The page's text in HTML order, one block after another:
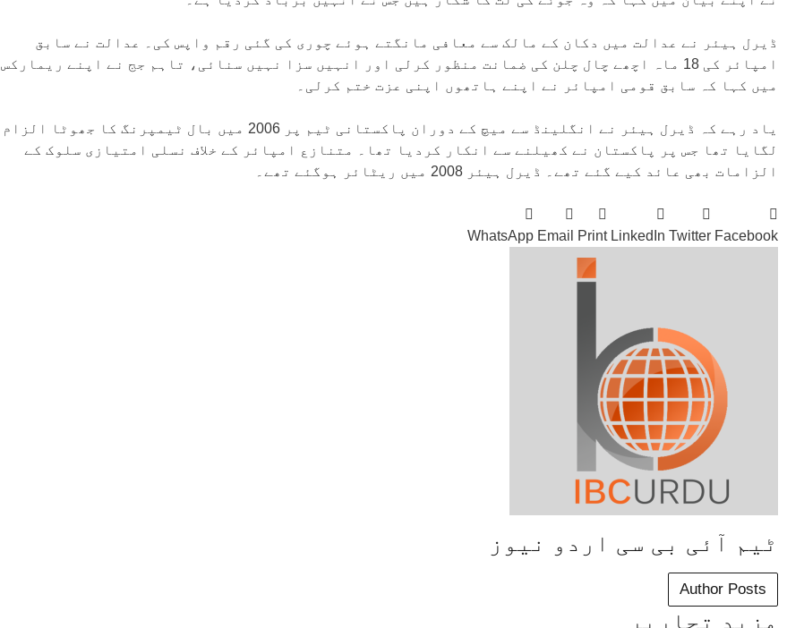
ڈیرل ہیئر نے عدالت میں دکان کے مالک سے معافی مانگتے ہوئے چوری کی گئی رقم واپس کی۔ عدالت نے سابق
امپائر کی 18 ماہ اچھے چال چلن کی ضمانت منظور کرلی اور انہیں سزا نہیں سنائی، تاہم جج نے اپنے ریمارکس
میں کہا کہ سابق قومی امپائر نے اپنے ہاتھوں اپنی عزت ختم کرلی۔
یاد رہے کہ ڈیرل ہیئر نے انگلینڈ سے میچ کے دوران پاکستانی ٹیم پر 2006 میں بال ٹیمپرنگ کا جھوٹا الزام
لگایا تھا جس پر پاکستان نے کھیلنے سے انکار کردیا تھا۔ متنازع امپائر کے خلاف نسلی امتیازی سلوک کے
الزامات بھی عائد کیے گئے تھے۔ ڈیرل ہیئر 2008 میں ریٹائر ہوگئے تھے۔
Facebook
Twitter
LinkedIn
Print
Email
WhatsApp
ٹیم آئی بی سی اردو نیوز
Author Posts
مزید تحاریر